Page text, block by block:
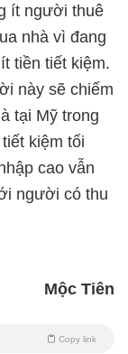
ít người thuê
nhà vì đang
tiền tiết kiệm.
này sẽ chiếm
tại Mỹ trong
kiệm tối
cao vẫn
người có thu
Mộc Tiên
Copy link